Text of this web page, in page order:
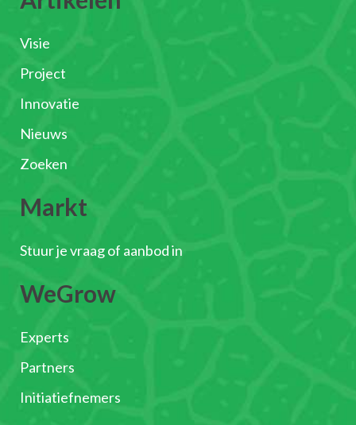
Visie
Project
Innovatie
Nieuws
Zoeken
Markt
Stuur je vraag of aanbod in
WeGrow
Experts
Partners
Initiatiefnemers